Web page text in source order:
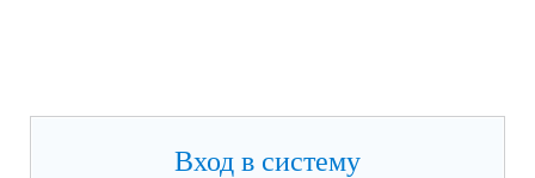
Вход в систему